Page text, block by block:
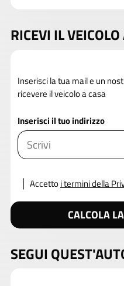
RICEVI IL VEICOLO
Inserisci la tua mail e un
ricevere il veicolo a casa
Inserisci il tuo indirizzo
Accettoi termini della
CALCOLA
SEGUI